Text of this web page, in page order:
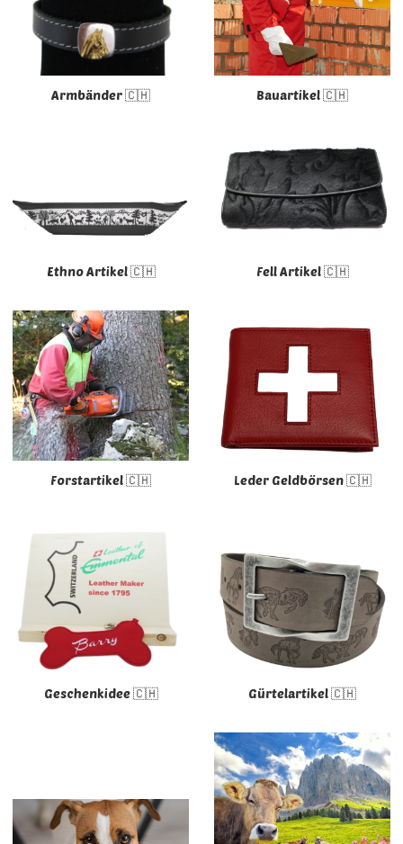
Armbänder 🇨🇭 Bauartikel 🇨🇭
Ethno Artikel 🇨🇭 Fell Artikel 🇨🇭
Forstartikel 🇨🇭 Leder Geldbörsen 🇨🇭
Geschenkidee 🇨🇭 Gürtelartikel 🇨🇭